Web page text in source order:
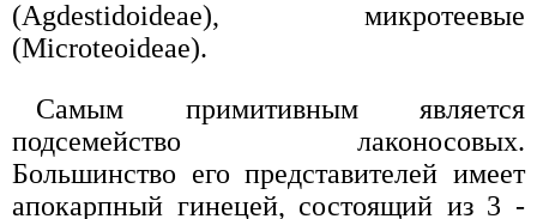
(Agdestidoideae), микротеевые
(Microteoideae).
Самым примитивным является
подсемейство лаконосовых.
Большинство его представителей имеет
апокарпный гинецей, состоящий из 3 -